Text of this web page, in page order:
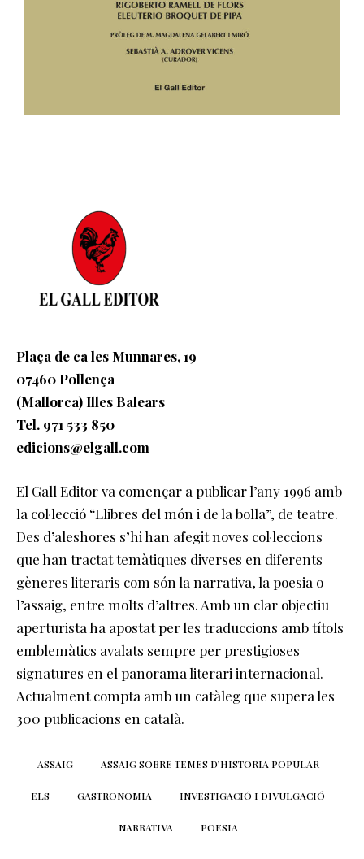
Plaça de ca les Munnares, 19
07460 Pollença
(Mallorca) Illes Balears
Tel. 971 533 850
edicions@elgall.com
El Gall Editor va començar a publicar l’any 1996 amb
la col·lecció “Llibres del món i de la bolla”, de teatre.
Des d’aleshores s’hi han afegit noves col·leccions
que han tractat temàtiques diverses en diferents
gèneres literaris com són la narrativa, la poesia o
l’assaig, entre molts d’altres. Amb un clar objectiu
aperturista ha apostat per les traduccions amb títols
emblemàtics avalats sempre per prestigioses
signatures en el panorama literari internacional.
Actualment compta amb un catàleg que supera les
300 publicacions en català.
ASSAIG ASSAIG SOBRE TEMES D’HISTORIA POPULAR
ELS GASTRONOMIA INVESTIGACIÓ I DIVULGACIÓ
NARRATIVA POESIA